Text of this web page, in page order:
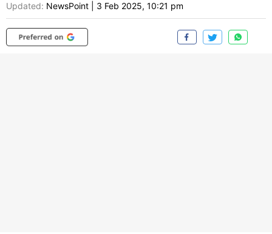
Updated: NewsPoint 3 Feb 2025, 10:21 pm